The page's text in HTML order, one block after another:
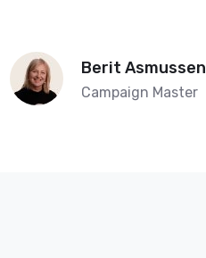
Berit Asmussen
Campaign Master